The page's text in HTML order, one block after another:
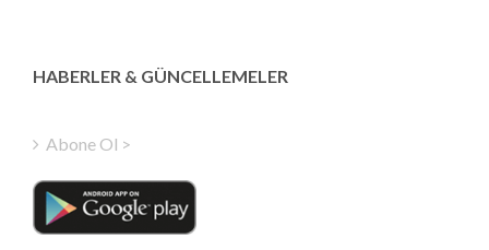
HABERLER & GÜNCELLEMELER
Abone Ol >